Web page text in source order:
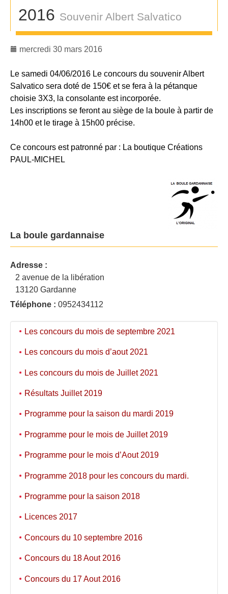
2016 Souvenir Albert Salvatico
mercredi 30 mars 2016
Le samedi 04/06/2016 Le concours du souvenir Albert
Salvatico sera doté de 150€ et se fera à la pétanque
choisie 3X3, la consolante est incorporée.
Les inscriptions se feront au siège de la boule à partir de
14h00 et le tirage à 15h00 précise.
Ce concours est patronné par : La boutique Créations
PAUL-MICHEL
La boule gardannaise
Adresse :
2 avenue de la libération
13120 Gardanne
Téléphone : 0952434112
Les concours du mois de septembre 2021
Les concours du mois d’aout 2021
Les concours du mois de Juillet 2021
Résultats Juillet 2019
Programme pour la saison du mardi 2019
Programme pour le mois de Juillet 2019
Programme pour le mois d’Aout 2019
Programme 2018 pour les concours du mardi.
Programme pour la saison 2018
Licences 2017
Concours du 10 septembre 2016
Concours du 18 Aout 2016
Concours du 17 Aout 2016